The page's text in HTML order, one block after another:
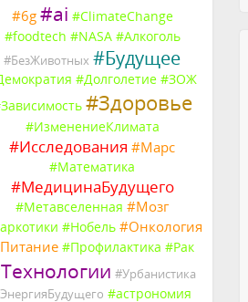
#6g #ai #ClimateChange
#foodtech #NASA #Алкоголь
#БезЖивотных #Будущее
#Долголетие #ЗОЖ
Зависимость #Здоровье
#ИзменениеКлимата
#Исследования #Марс
#Математика
#МедицинаБудущего
#Метавселенная #Мозг
#Нобель #Онкология
Питание #Профилактика #Рак
Технологии #Урбанистика
ЭнергияБудущего #астрономия